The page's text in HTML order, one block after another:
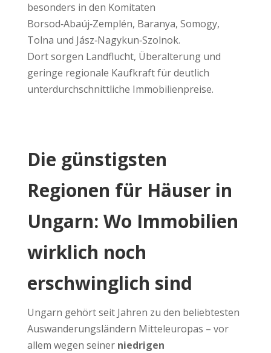
besonders in den Komitaten
Borsod‑Abaúj‑Zemplén, Baranya, Somogy,
Tolna und Jász‑Nagykun‑Szolnok.
Dort sorgen Landflucht, Überalterung und
geringe regionale Kaufkraft für deutlich
unterdurchschnittliche Immobilienpreise.
Die günstigsten
Regionen für Häuser in
Ungarn: Wo Immobilien
wirklich noch
erschwinglich sind
Ungarn gehört seit Jahren zu den beliebtesten
Auswanderungsländern Mitteleuropas – vor
allem wegen seiner niedrigen